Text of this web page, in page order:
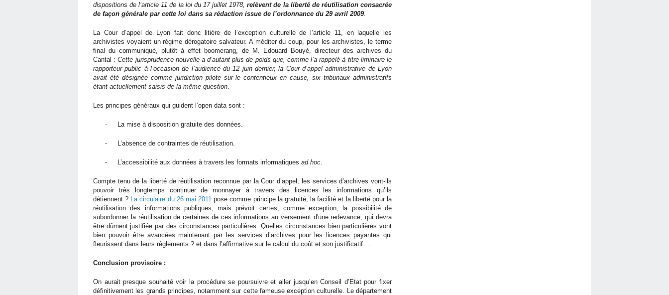
dispositions de l’article 11 de la loi du 17 juillet 1978,relèvent de la liberté de réutilisation consacrée
de façon générale par cette loi dans sa rédaction issue de l’ordonnance du 29 avril 2009.
La Cour d’appel de Lyon fait donc litière de l’exception culturelle de l’article 11, en laquelle les
archivistes voyaient un régime dérogatoire salvateur. A méditer du coup, pour les archivistes, le terme
final du communiqué, plutôt à effet boomerang, de M. Edouard Bouyé, directeur des archives du
Cantal :Cette jurisprudence nouvelle a d’autant plus de poids que, comme l’a rappelé à titre liminaire le
rapporteur public à l’occasion de l’audience du 12 juin dernier, la Cour d’appel administrative de Lyon
avait été désignée comme juridiction pilote sur le contentieux en cause, six tribunaux administratifs
étant actuellement saisis de la même question
Les principes généraux qui guident l’open data sont :
- La mise à disposition gratuite des données.
- L’absence de contraintes de réutilisation.
- L’accessibilité aux données à travers les formats informatiques ad hoc
Compte tenu de la liberté de réutilisation reconnue par la Cour d’appel, les services d’archives vont-ils
pouvoir très longtemps continuer de monnayer à travers des licences les informations qu’ils
détiennent ?
La circulaire du 26 mai 2011 pose comme principe la gratuité, la facilité et la liberté pour la
réutilisation des informations publiques, mais prévoit certes, comme exception, la possibilité de
subordonner la réutilisation de certaines de ces informations au versement d'une redevance, qui devra
être dûment justifiée par des circonstances particulières. Quelles circonstances bien particulières vont
bien pouvoir être avancées maintenant par les services d’archives pour les licences payantes qui
fleurissent dans leurs règlements ? et dans l’affirmative sur le calcul du coût et son justificatif….
Conclusion provisoire :
On aurait presque souhaité voir la procédure se poursuivre et aller jusqu’en Conseil d’Etat pour fixer
définitivement les grands principes, notamment sur cette fameuse exception culturelle. Le département